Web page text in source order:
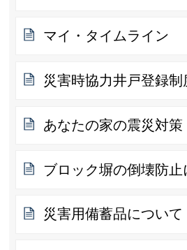
マイ・タイムライン
災害時協力井戸登録制
あなたの家の震災対策
ブロック塀の倒壊防止
災害用備蓄品について